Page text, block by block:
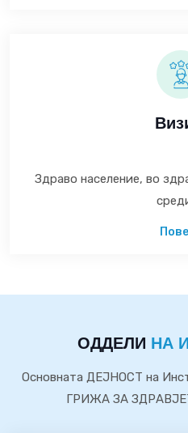
Здраво население, во
ОДДЕЛИ НА
Основната ДЕЈНОСТ на
ГРИЖА ЗА